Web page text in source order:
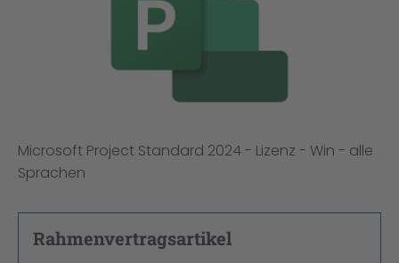
Microsoft Project Standard 2024 - Lizenz - Win - alle
Sprachen
Rahmenvertragsartikel